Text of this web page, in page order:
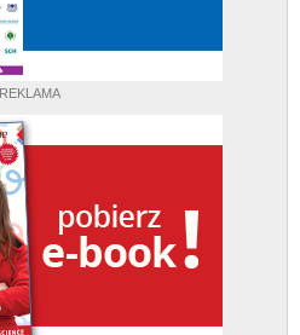
REKLAMA